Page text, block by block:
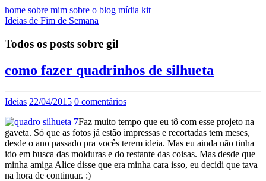
home sobre mim sobre o blog mídia kit
Ideias de Fim de Semana
Todos os posts sobre gil
como fazer quadrinhos de silhueta
Ideias 22/04/2015 0 comentários
Faz muito tempo que eu tô com esse projeto na
gaveta. Só que as fotos já estão impressas e recortadas tem meses,
desde o ano passado pra vocês terem ideia. Mas eu ainda não tinha
ido em busca das molduras e do restante das coisas. Mas desde que
minha amiga Alice disse que era minha cara isso, eu decidi que tava
na hora de continuar. :)